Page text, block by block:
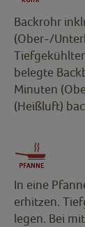
Backrohr
(Ober-/
belegte
Minuten
(Heißluft)
In eine
erhitzen.
legen. Bei